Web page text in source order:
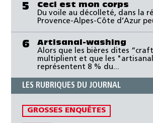
5
Ceci est mon corps
Du voile au décolleté, dans la
Provence-Alpes-Côte d’Azur
6
Artisanal-washing
Alors que les bières dites
multiplient et que les
représentent 8 % du...
LES RUBRIQUES DU JOURNAL
GROSSES ENQUÊTES